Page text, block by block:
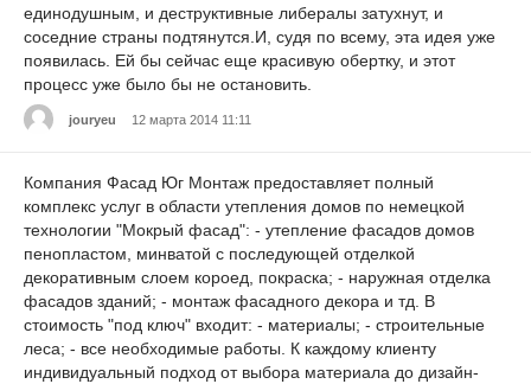
единодушным, и деструктивные либералы затухнут, и
соседние страны подтянутся.И, судя по всему, эта идея уже
появилась. Ей бы сейчас еще красивую обертку, и этот
процесс уже было бы не остановить.
jouryeu 12 марта 2014 11:11
Компания Фасад Юг Монтаж предоставляет полный
комплекс услуг в области утепления домов по немецкой
технологии "Мокрый фасад": - утепление фасадов домов
пенопластом, минватой с последующей отделкой
декоративным слоем короед, покраска; - наружная отделка
фасадов зданий; - монтаж фасадного декора и тд. В
стоимость "под ключ" входит: - материалы; - строительные
леса; - все необходимые работы. К каждому клиенту
индивидуальный подход от выбора материала до дизайн-